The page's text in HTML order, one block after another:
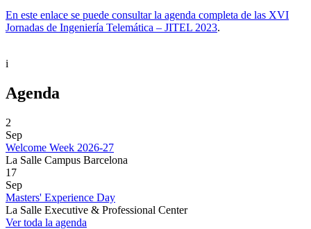
En este enlace se puede consultar la agenda completa de las XVI
Jornadas de Ingeniería Telemática – JITEL 2023.
i
Agenda
2
Sep
Welcome Week 2026-27
La Salle Campus Barcelona
17
Sep
Masters' Experience Day
La Salle Executive & Professional Center
Ver toda la agenda